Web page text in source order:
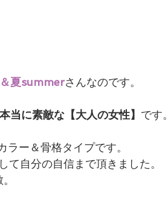
夏summerさんなのです。
本当に素敵な【大人の女性】 です。
ー＆骨格タイプです。
て自分の自信まで頂きました。